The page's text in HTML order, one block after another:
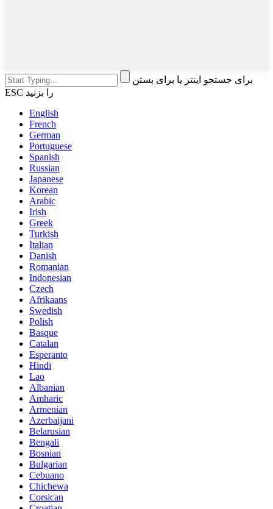
برای جستجو اینتر یا برای بستن
ESC را بزنید
English
French
German
Portuguese
Spanish
Russian
Japanese
Korean
Arabic
Irish
Greek
Turkish
Italian
Danish
Romanian
Indonesian
Czech
Afrikaans
Swedish
Polish
Basque
Catalan
Esperanto
Hindi
Lao
Albanian
Amharic
Armenian
Azerbaijani
Belarusian
Bengali
Bosnian
Bulgarian
Cebuano
Chichewa
Corsican